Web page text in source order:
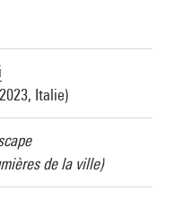
Italie)
de la ville)